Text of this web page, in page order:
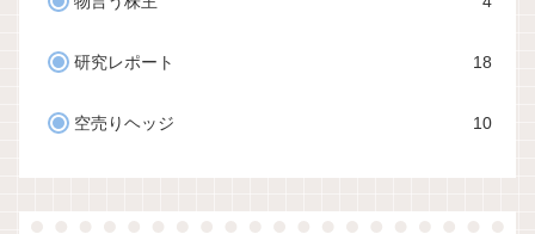
研究レポート 18
空売りヘッジ 10